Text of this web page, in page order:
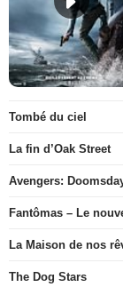
Tombé du ciel
La fin d’Oak Street
Avengers:
Fantômas – Le
La Maison de nos
The Dog Stars